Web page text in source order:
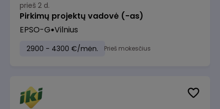
prieš 2 d.
Pirkimų projektų vadovė (-as)
EPSO-G Vilnius
2900 - 4300 €/mėn. Prieš mokesčius